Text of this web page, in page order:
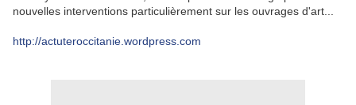
nouvelles interventions particulièrement sur les ouvrages d'art...
http://actuteroccitanie.wordpress.com